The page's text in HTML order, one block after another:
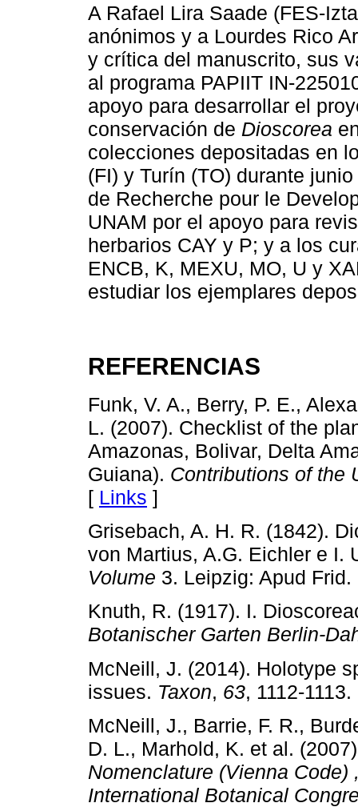
A Rafael Lira Saade (FES-
anónimos y a Lourdes Rico
y crítica del manuscrito, sus
al programa PAPIIT IN-
apoyo para desarrollar el
conservación de Dioscorea
colecciones depositadas en
(FI) y Turín (TO) durante
de Recherche pour le
UNAM por el apoyo para
herbarios CAY y P; y a los
ENCB, K, MEXU, MO, U y
estudiar los ejemplares
REFERENCIAS
Funk, V. A., Berry, P. E.,
L. (2007). Checklist of the
Amazonas, Bolivar, Delta
Guiana). Contributions of the
[ Links ]
Grisebach, A. H. R. (1842).
von Martius, A.G. Eichler e I.
Volume 3. Leipzig: Apud
Knuth, R. (1917). I.
Botanischer Garten Berlin-
McNeill, J. (2014). Holotype
issues. Taxon, 63, 1112-
McNeill, J., Barrie, F. R.,
D. L., Marhold, K. et al.
Nomenclature (Vienna Code)
International Botanical